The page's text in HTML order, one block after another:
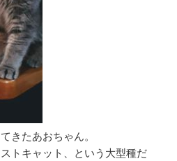
きたあおちゃん。
トキャット、という大型種だ